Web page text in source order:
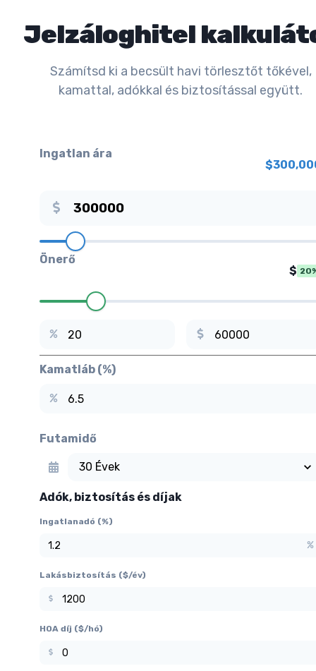
Jelzáloghitel
Számítsd ki a becsült havi törlesztőt tőkével,
kamattal, adókkal és biztosítással együtt.
Ingatlan ára
$
Önerő
$ 20
Kamatláb (%)
Futamidő
Adók, biztosítás és díjak
Ingatlanadó (%)
Lakásbiztosítás ($/év)
HOA díj ($/hó)